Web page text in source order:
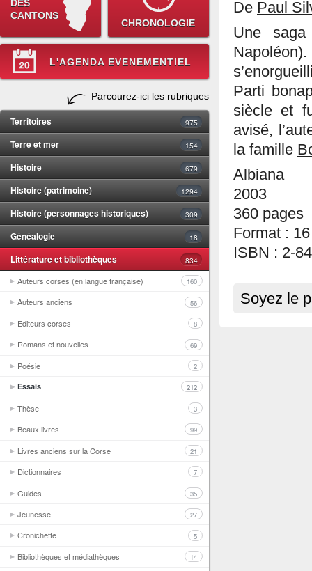
DES
CANTONS
CHRONOLOGIE
L'AGENDA EVENEMENTIEL
Parcourez-ici les rubriques
Territoires 975
Terre et mer 154
Histoire 679
Histoire (patrimoine) 1294
Histoire (personnages historiques) 309
Généalogie 18
Littérature et bibliothèques 834
Auteurs corses (en langue française) 160
Auteurs anciens 56
Editeurs corses 8
Romans et nouvelles 69
Poésie 2
Essais 212
Thèse 3
Beaux livres 99
Livres anciens sur la Corse 21
Dictionnaires 7
Guides 35
Jeunesse 27
Cronichette 5
Bibliothèques et médiathèques 14
De Paul
Une
Parti
siècle et
avisé,
la famille
Albiana
2003
360 pages
Format :
ISBN : 2-
Soyez le